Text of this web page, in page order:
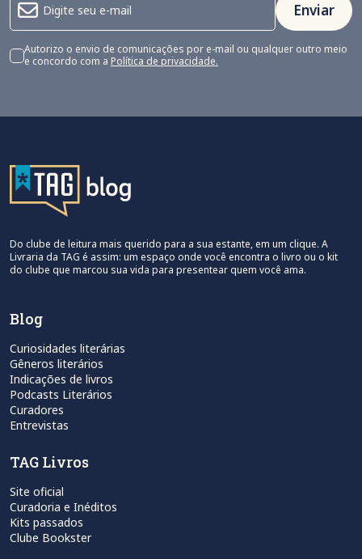
Enviar
Autorizo o envio de comunicações por e-mail ou qualquer outro meio
e concordo com a Política de privacidade.
Do clube de leitura mais querido para a sua estante, em um clique. A
Livraria da TAG é assim: um espaço onde você encontra o livro ou o kit
do clube que marcou sua vida para presentear quem você ama.
Blog
Curiosidades literárias
Gêneros literários
Indicações de livros
Podcasts Literários
Curadores
Entrevistas
TAG Livros
Site oficial
Curadoria e Inéditos
Kits passados
Clube Bookster